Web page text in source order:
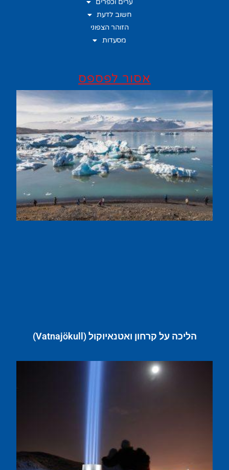
ערים וכפרים
חשוב לדעת
הזוהר הצפוני
מסעדות
אסור לפספס
הליכה על קרחון ואטנאיוקול (Vatnajökull)